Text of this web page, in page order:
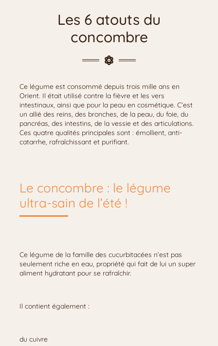
Les 6 atouts du
concombre
Ce légume est consommé depuis trois mille ans en
Orient. Il était utilisé contre la fièvre et les vers
intestinaux, ainsi que pour la peau en cosmétique. C’est
un allié des reins, des bronches, de la peau, du foie, du
pancréas, des intestins, de la vessie et des articulations.
Ces quatre qualités principales sont : émollient, anti-
catarrhe, rafraîchissant et purifiant.
Le concombre : le légume
ultra-sain de l’été !
Ce légume de la famille des cucurbitacées n’est pas
seulement riche en eau, propriété qui fait de lui un super
aliment hydratant pour se rafraîchir.
Il contient également :
du cuivre